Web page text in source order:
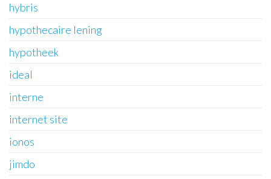
hybris
hypothecaire lening
hypotheek
ideal
interne
internet site
ionos
jimdo